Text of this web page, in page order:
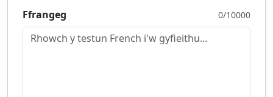
Ffrangeg 0/10000